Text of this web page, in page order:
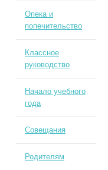
Опека и
попечительство
Классное
руководство
Начало учебного
года
Совещания
Родителям